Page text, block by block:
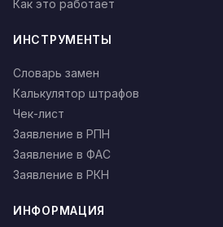
Как это работает
ИНСТРУМЕНТЫ
Словарь замен
Калькулятор штрафов
Чек-лист
Заявление в РПН
Заявление в ФАС
Заявление в РКН
ИНФОРМАЦИЯ